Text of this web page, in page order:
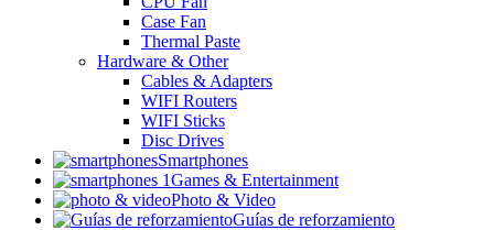
Case Fan
Thermal Paste
Hardware & Other
Cables & Adapters
WIFI Routers
WIFI Sticks
Disc Drives
Smartphones
Games & Entertainment
Photo & Video
Guías de reforzamiento